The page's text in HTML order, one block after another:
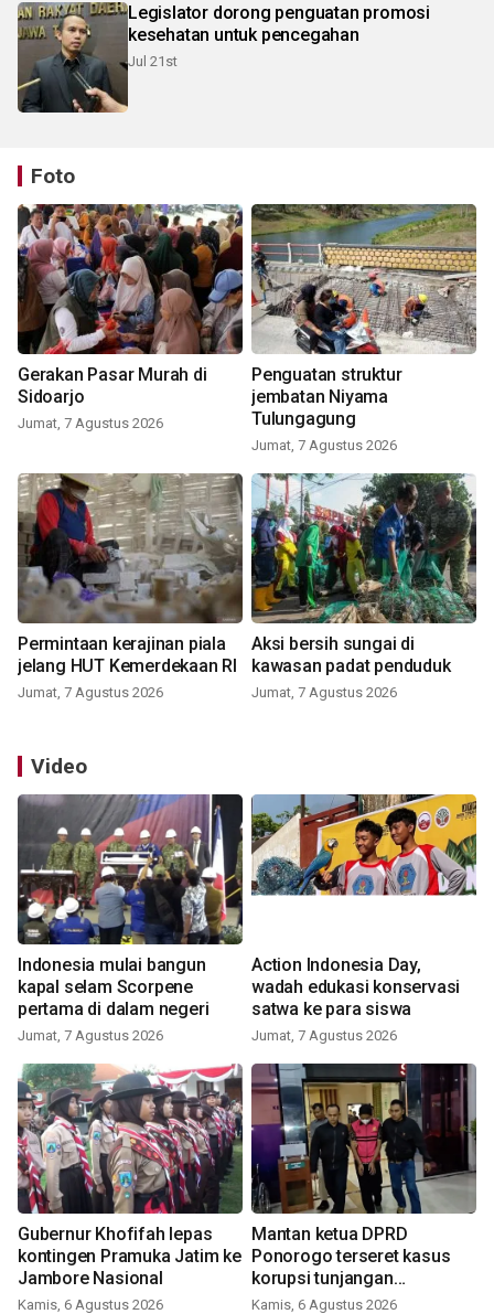
Legislator dorong penguatan promosi
kesehatan untuk pencegahan
Jul 21st
Foto
Gerakan Pasar Murah di
Sidoarjo
Jumat, 7 Agustus 2026
Penguatan struktur
jembatan Niyama
Tulungagung
Jumat, 7 Agustus 2026
Permintaan kerajinan piala
jelang HUT Kemerdekaan RI
Jumat, 7 Agustus 2026
Aksi bersih sungai di
kawasan padat penduduk
Jumat, 7 Agustus 2026
Video
Indonesia mulai bangun
kapal selam Scorpene
pertama di dalam negeri
Jumat, 7 Agustus 2026
Action Indonesia Day,
wadah edukasi konservasi
satwa ke para siswa
Jumat, 7 Agustus 2026
Gubernur Khofifah lepas
kontingen Pramuka Jatim ke
Jambore Nasional
Kamis, 6 Agustus 2026
Mantan ketua DPRD
Ponorogo terseret kasus
korupsi tunjangan
perumahan
Kamis, 6 Agustus 2026